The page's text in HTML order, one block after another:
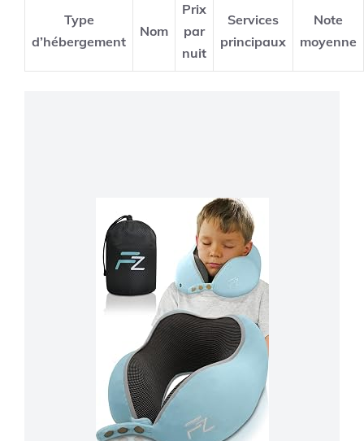
Type
d’hébergement
Nom
Prix
par
nuit
Services
principaux
Note
moyenne